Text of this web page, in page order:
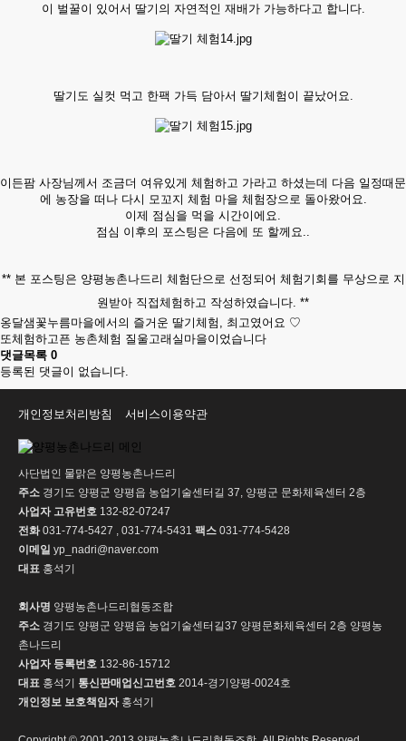
이 벌꿀이 있어서 딸기의 자연적인 재배가 가능하다고 합니다.
딸기도 실컷 먹고 한팩 가득 담아서 딸기체험이 끝났어요.
이든팜 사장님께서 조금더 여유있게 체험하고 가라고 하셨는데 다음 일정때문
에 농장을 떠나 다시 모꼬지 체험 마을 체험장으로 돌아왔어요.
이제 점심을 먹을 시간이에요.
점심 이후의 포스팅은 다음에 또 할께요..
** 본 포스팅은 양평농촌나드리 체험단으로 선정되어 체험기회를 무상으로 지
원받아 직접체험하고 작성하였습니다. **
옹달샘꽃누름마을에서의 즐거운 딸기체험, 최고였어요 ♡
또체험하고픈 농촌체험 질울고래실마을이었습니다
댓글목록 0
등록된 댓글이 없습니다.
개인정보처리방침 서비스이용약관
사단법인 물맑은 양평농촌나드리
주소 경기도 양평군 양평읍 농업기술센터길 37, 양평군 문화체육센터 2층
사업자 고유번호 132-82-07247
전화031-774-5427 , 031-774-5431 팩스 031-774-5428
이메일 yp_nadri@naver.com
대표 홍석기
회사명 양평농촌나드리협동조합
주소 경기도 양평군 양평읍 농업기술센터길37 양평문화체육센터 2층 양평농
촌나드리
사업자 등록번호 132-86-15712
대표 홍석기 통신판매업신고번호 2014-경기양평-0024호
개인정보 보호책임자홍석기